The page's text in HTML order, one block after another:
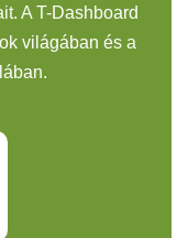
A T-Dashboard
világában és a